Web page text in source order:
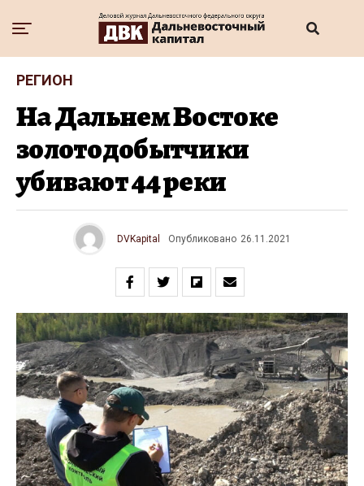
РЕГИОН
На Дальнем Востоке
золотодобытчики
убивают 44 реки
DVKapital Опубликовано 26.11.2021